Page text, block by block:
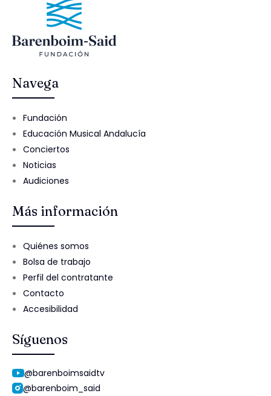
Navega
Fundación
Educación Musical Andalucía
Conciertos
Noticias
Audiciones
Más información
Quiénes somos
Bolsa de trabajo
Perfil del contratante
Contacto
Accesibilidad
Síguenos
@barenboimsaidtv
@barenboim_said